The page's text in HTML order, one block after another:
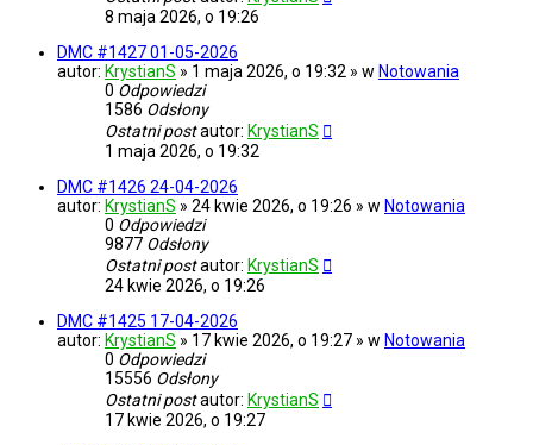
8 maja 2026, o 19:26
DMC #1427 01-05-2026
autor: KrystianS » 1 maja 2026, o 19:32 » w Notowania
0 Odpowiedzi
1586 Odsłony
Ostatni postautor: KrystianS
1 maja 2026, o 19:32
DMC #1426 24-04-2026
autor: KrystianS » 24 kwie 2026, o 19:26 » w Notowania
0 Odpowiedzi
9877 Odsłony
Ostatni postautor: KrystianS
24 kwie 2026, o 19:26
DMC #1425 17-04-2026
autor: KrystianS » 17 kwie 2026, o 19:27 » w Notowania
0 Odpowiedzi
15556 Odsłony
Ostatni postautor: KrystianS
17 kwie 2026, o 19:27